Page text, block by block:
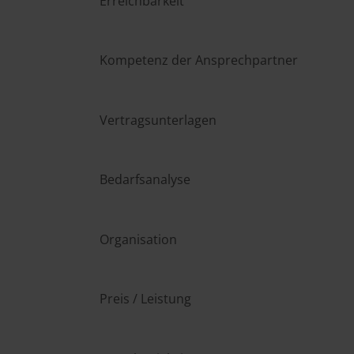
Kompetenz der Ansprechpartner
Vertragsunterlagen
Bedarfsanalyse
Organisation
Preis / Leistung